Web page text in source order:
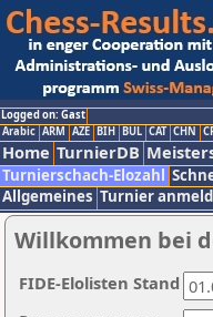
Logged on: Gast
Arabic ARM AZE BIH BUL CAT CHN
Home TurnierDB
Turnierschach-Elozahl
Allgemeines Turnier
Willkommen bei
FIDE-Elolisten Stand